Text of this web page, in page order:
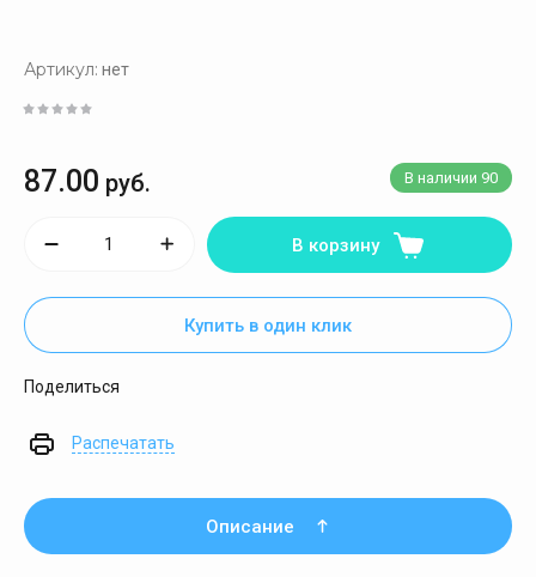
Артикул: нет
В наличии 90
87.00 руб.
В корзину
Купить в один клик
Поделиться
Распечатать
Описание